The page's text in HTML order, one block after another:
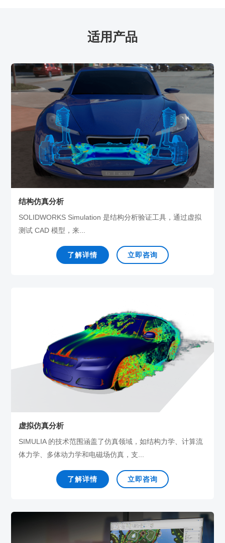
适用产品
结构仿真分析
SOLIDWORKS Simulation 是结构分析验证工具，通过虚拟
测试 CAD 模型，来...
了解详情 立即咨询
虚拟仿真分析
SIMULIA 的技术范围涵盖了仿真领域，如结构力学、计算流
体力学、多体动力学和电磁场仿真，支...
了解详情 立即咨询